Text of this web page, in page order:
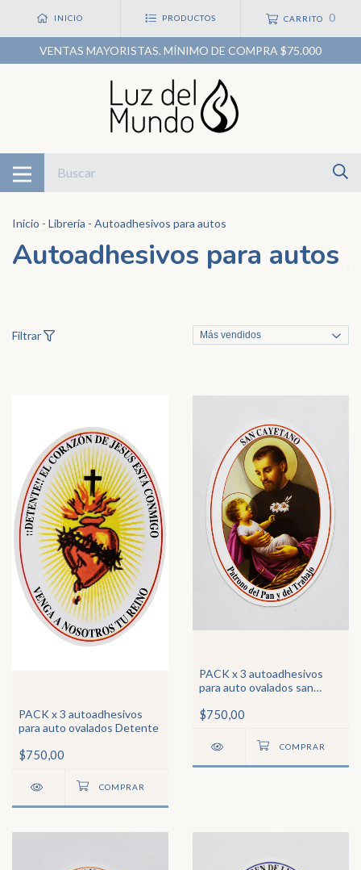
INICIO PRODUCTOS CARRITO 0
VENTAS MAYORISTAS. MÍNIMO DE COMPRA $75.000
Inicio - Librería - Autoadhesivos para autos
Autoadhesivos para autos
Filtrar
PACK x 3 autoadhesivos
para auto ovalados Detente
$750,00
PACK x 3 autoadhesivos
para auto ovalados san
$750,00